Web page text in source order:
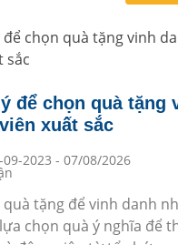
để chọn quà tặng
xuất sắc
09-2023 - 07/08/2026
tặng để vinh danh
chọn quà ý nghĩa để